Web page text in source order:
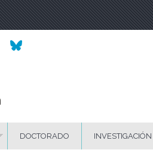
DOCTORADO INVESTIGACIÓN